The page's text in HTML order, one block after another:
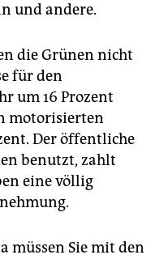
und andere.
die Grünen nicht
für den
um 16 Prozent
motorisierten
Der öffentliche
benutzt, zahlt
eine völlig
müssen Sie mit den